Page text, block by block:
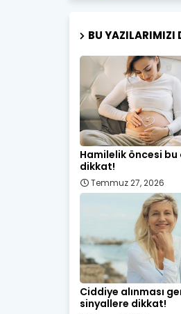
BU YAZILARIMIZI
Hamilelik öncesi bu
dikkat!
Temmuz 27, 2026
Ciddiye alınması
sinyallere dikkat!